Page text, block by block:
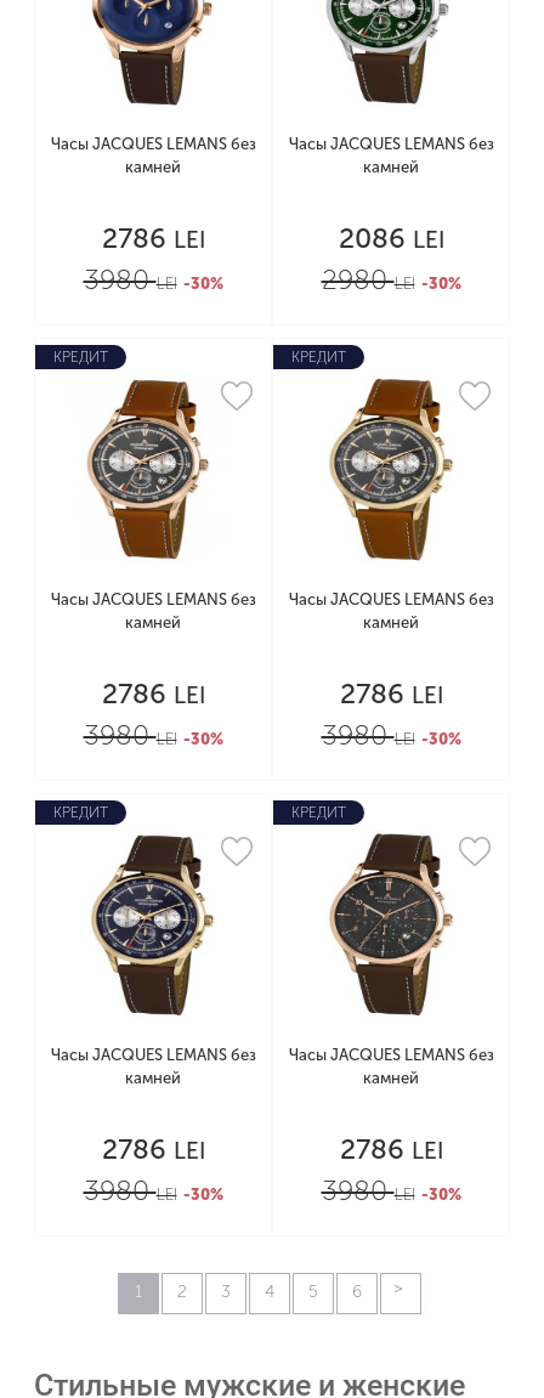
Часы JACQUES LEMANS без
камней
2786 LEI
3980LEI -30%
Часы JACQUES LEMANS без
камней
2086 LEI
2980LEI -30%
КРЕДИТ
Часы JACQUES LEMANS без
камней
2786 LEI
3980LEI -30%
КРЕДИТ
Часы JACQUES LEMANS без
камней
2786 LEI
3980LEI -30%
КРЕДИТ
Часы JACQUES LEMANS без
камней
2786 LEI
3980LEI -30%
КРЕДИТ
Часы JACQUES LEMANS без
камней
2786 LEI
3980LEI -30%
1 2 3 4 5 6
Стильные мужские и женские